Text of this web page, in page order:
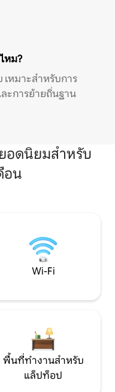
หม?
หมาะสำหรับการ
ะการย้ายถิ่นฐาน
อดนิยมสำหรับ
อน
Wi-Fi
พื้นที่ทำงานสำหรับ
แล็ปท็อป